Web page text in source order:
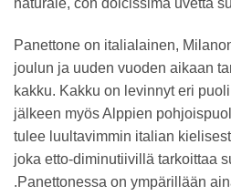
naturale, con dolcissima uvetta
Panettone on italialainen,
joulun ja uuden vuoden aikaan
kakku. Kakku on levinnyt eri
jälkeen myös Alppien
tulee luultavimmin italian
joka etto-diminutiivillä tarkoittaa
.Panettonessa on ympärillään